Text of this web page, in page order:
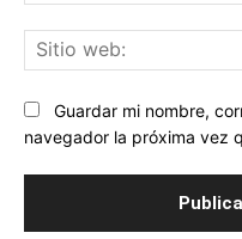
Guardar mi nombre,
navegador la próxima vez